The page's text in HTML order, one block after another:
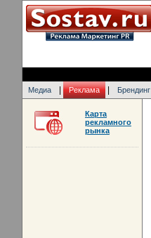
Медиа Реклама Брендинг
Карта
рекламного
рынка